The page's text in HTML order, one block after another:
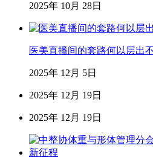
2025年 10月 28日
医美直播间的套路何以层出
2025年 12月 5日
2025年 12月 19日
2025年 12月 19日